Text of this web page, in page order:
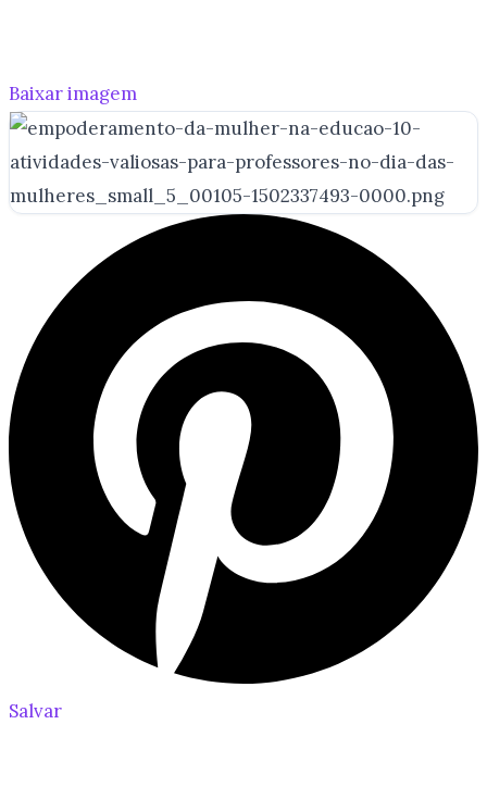
Baixar imagem
Salvar